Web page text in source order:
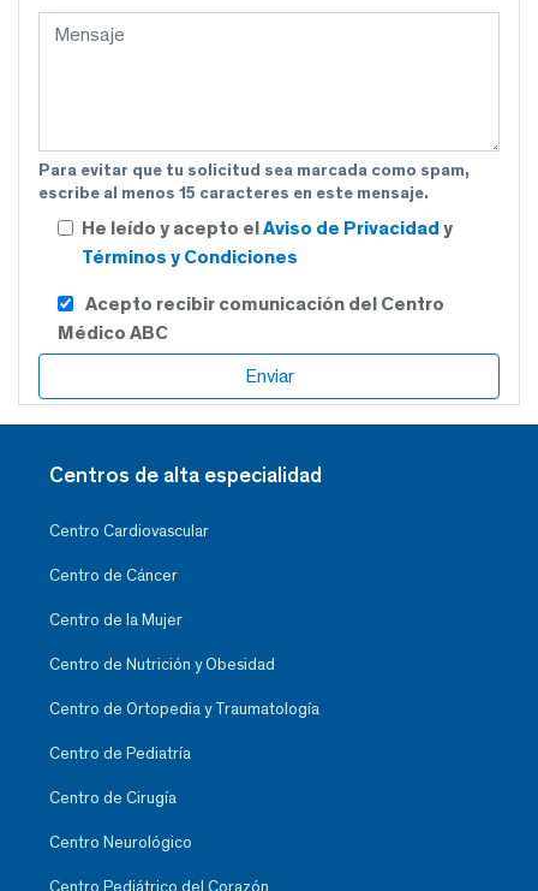
Para evitar que tu solicitud sea marcada como spam,
escribe al menos 15 caracteres en este mensaje.
He leído y acepto elAviso de Privacidad y
Términos y Condiciones
Acepto recibir comunicación del Centro
Médico ABC
Centros de alta especialidad
Centro Cardiovascular
Centro de Cáncer
Centro de la Mujer
Centro de Nutrición y Obesidad
Centro de Ortopedia y Traumatología
Centro de Pediatría
Centro de Cirugía
Centro Neurológico
Centro Pediátrico del Corazón